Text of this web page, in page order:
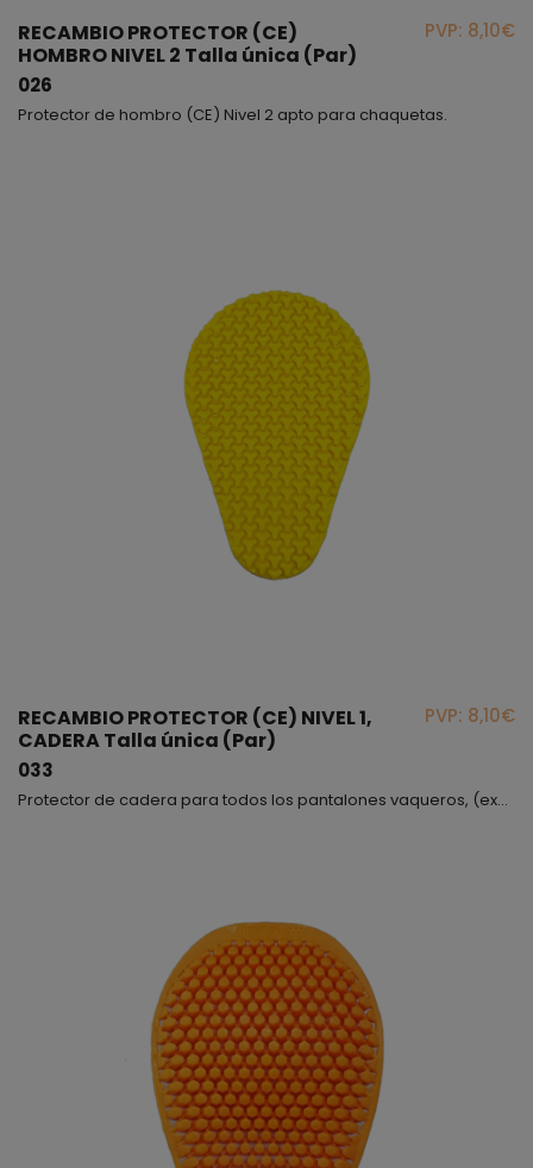
RECAMBIO PROTECTOR (CE)
HOMBRO NIVEL 2 Talla única (Par)
026
PVP: 8,10€
Protector de hombro (CE) Nivel 2 apto para chaquetas.
RECAMBIO PROTECTOR (CE) NIVEL 1,
CADERA Talla única (Par)
033
PVP: 8,10€
Protector de cadera para todos los pantalones vaqueros, (excepto modelo Zoey).